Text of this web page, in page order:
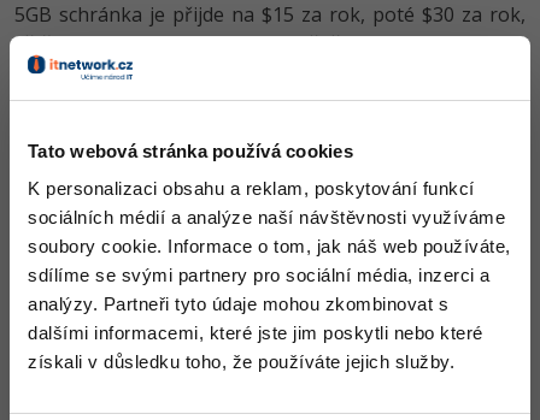
Tato webová stránka používá cookies
K personalizaci obsahu a reklam, poskytování funkcí
sociálních médií a analýze naší návštěvnosti využíváme
soubory cookie. Informace o tom, jak náš web používáte,
sdílíme se svými partnery pro sociální média, inzerci a
analýzy. Partneři tyto údaje mohou zkombinovat s
dalšími informacemi, které jste jim poskytli nebo které
získali v důsledku toho, že používáte jejich služby.
SEO specialista
Pro děti
Více
Linux
Sítě
Kybernetická bezpečnost
Elektronický podpis
Fórum
5GB schránka je přijde na $15 za rok, poté $30 za rok,
větší 20GB schránka stojí $30 ročně, poté bude stát $60
ročně. Platit je možné kartou nebo Bitcoinem.
Logo Lavabitu
Zdroj:The Verge
Všechny články v sekci
Zprávy ze světa internetu